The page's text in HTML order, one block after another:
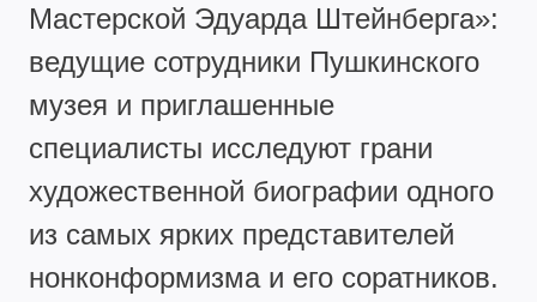
Мастерской Эдуарда Штейнберга»:
ведущие сотрудники Пушкинского
музея и приглашенные
специалисты исследуют грани
художественной биографии одного
из самых ярких представителей
нонконформизма и его соратников.